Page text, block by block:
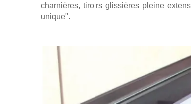
charnières, tiroirs glissières pleine
unique".